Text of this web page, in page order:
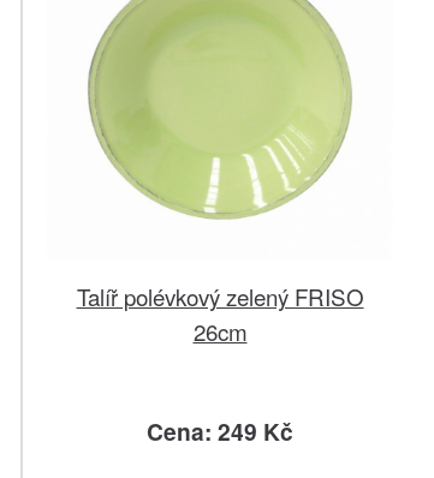
Talíř polévkový zelený FRISO
26cm
Cena: 249 Kč